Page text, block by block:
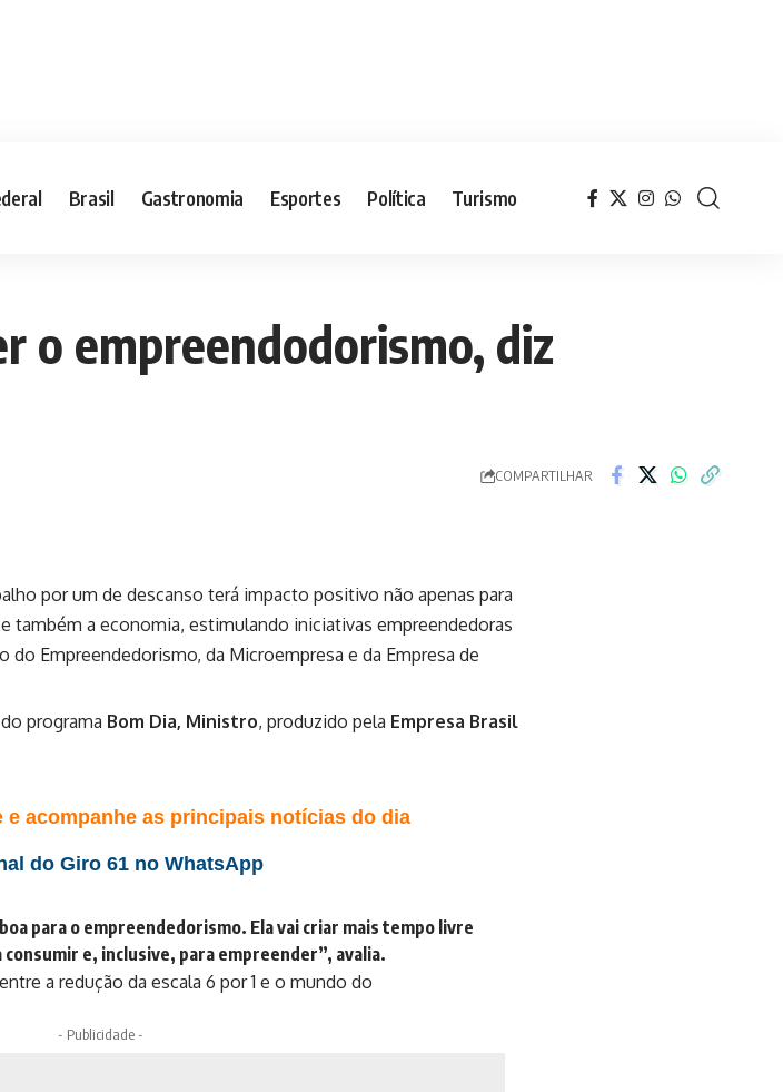
Brasil Gastronomia Esportes Política Turismo
o empreendodorismo, diz
COMPARTILHAR
por um de descanso terá impacto positivo não apenas para
também a economia, estimulando iniciativas empreendedoras
Empreendedorismo, da Microempresa e da Empresa de
programa Bom Dia, Ministro, produzido pela Empresa Brasil
e acompanhe as principais notícias do dia
do Giro 61 no WhatsApp
para o empreendedorismo. Ela vai criar mais tempo livre
e, inclusive, para empreender”, avalia.
a redução da escala 6 por 1 e o mundo do
- Publicidade -